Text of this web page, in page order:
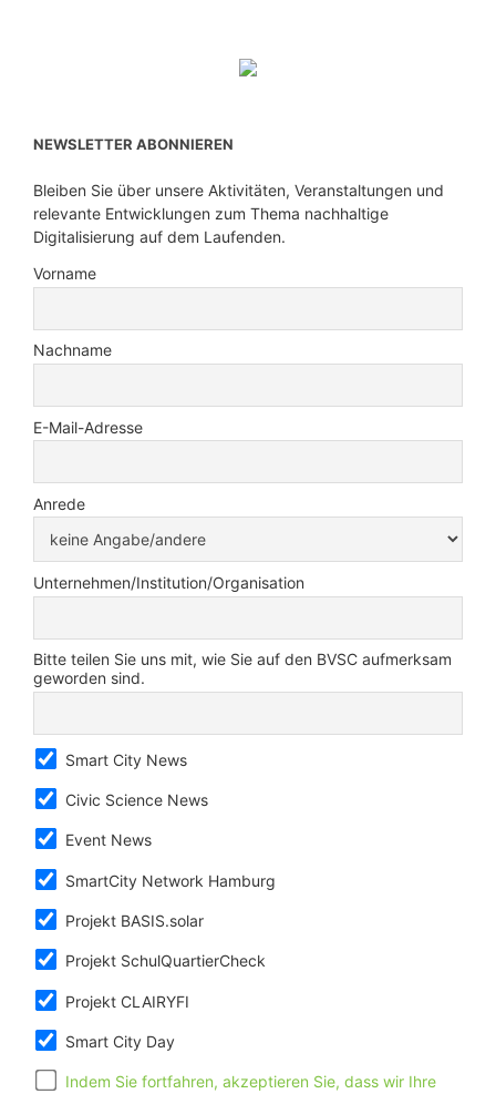
NEWSLETTER ABONNIEREN
Bleiben Sie über unsere Aktivitäten, Veranstaltungen und
relevante Entwicklungen zum Thema nachhaltige
Digitalisierung auf dem Laufenden.
Vorname
Nachname
E-Mail-Adresse
Anrede
Unternehmen/Institution/Organisation
Bitte teilen Sie uns mit, wie Sie auf den BVSC aufmerksam
geworden sind.
Smart City News
Civic Science News
Event News
SmartCity Network Hamburg
Projekt BASIS.solar
Projekt SchulQuartierCheck
Projekt CLAIRYFI
Smart City Day
Indem Sie fortfahren, akzeptieren Sie, dass wir Ihre